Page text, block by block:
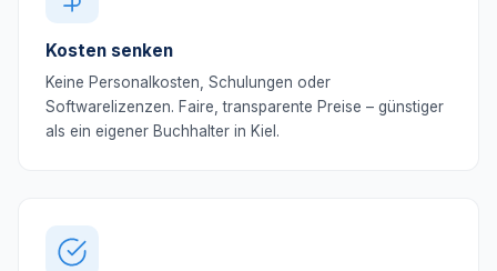
Kosten senken
Keine Personalkosten, Schulungen oder
Softwarelizenzen. Faire, transparente Preise – günstiger
als ein eigener Buchhalter in Kiel.